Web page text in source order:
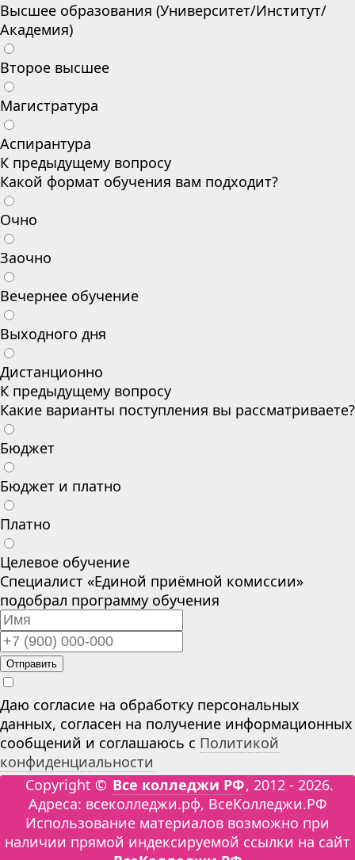
Высшее образования (Университет/Институт/
Академия)
Второе высшее
Магистратура
Аспирантура
К предыдущему вопросу
Какой формат обучения вам подходит?
Очно
Заочно
Вечернее обучение
Выходного дня
Дистанционно
К предыдущему вопросу
Какие варианты поступления вы рассматриваете?
Бюджет
Бюджет и платно
Платно
Целевое обучение
Специалист «Единой приёмной комиссии»
подобрал программу обучения
Отправить
Даю согласие на обработку персональных
данных, согласен на получение информационных
сообщений и соглашаюсь с Политикой
конфиденциальности
Copyright © Все колледжи РФ, 2012 - 2026.
Адреса: всеколледжи.рф, ВсеКолледжи.РФ
Использование материалов возможно при
наличии прямой индексируемой ссылки на сайт